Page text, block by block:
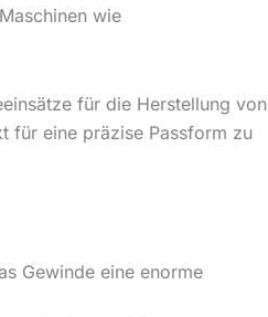
wie
für die Herstellung von
für eine präzise Passform zu
Gewinde eine enorme